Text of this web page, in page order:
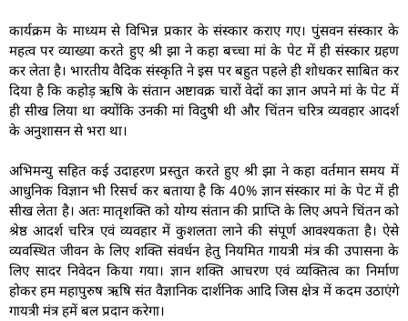
कार्यक्रम के माध्यम से विभिन्न प्रकार के संस्कार कराए गए। पुंसवन संस्कार के
महत्व पर व्याख्या करते हुए श्री झा ने कहा बच्चा मां के पेट में ही संस्कार ग्रहण
कर लेता है। भारतीय वैदिक संस्कृति ने इस पर बहुत पहले ही शोधकर साबित कर
दिया है कि कहोड़ ऋषि के संतान अष्टावक्र चारों वेदों का ज्ञान अपने मां के पेट में
ही सीख लिया था क्योंकि उनकी मां विदुषी थी और चिंतन चरित्र व्यवहार आदर्श
के अनुशासन से भरा था।
अभिमन्यु सहित कई उदाहरण प्रस्तुत करते हुए श्री झा ने कहा वर्तमान समय में
आधुनिक विज्ञान भी रिसर्च कर बताया है कि 40% ज्ञान संस्कार मां के पेट में ही
सीख लेता है। अतः मातृशक्ति को योग्य संतान की प्राप्ति के लिए अपने चिंतन को
श्रेष्ठ आदर्श चरित्र एवं व्यवहार में कुशलता लाने की संपूर्ण आवश्यकता है। ऐसे
व्यवस्थित जीवन के लिए शक्ति संवर्धन हेतु नियमित गायत्री मंत्र की उपासना के
लिए सादर निवेदन किया गया। ज्ञान शक्ति आचरण एवं व्यक्तित्व का निर्माण
होकर हम महापुरुष ऋषि संत वैज्ञानिक दार्शनिक आदि जिस क्षेत्र में कदम उठाएंगे
गायत्री मंत्र हमें बल प्रदान करेगा।